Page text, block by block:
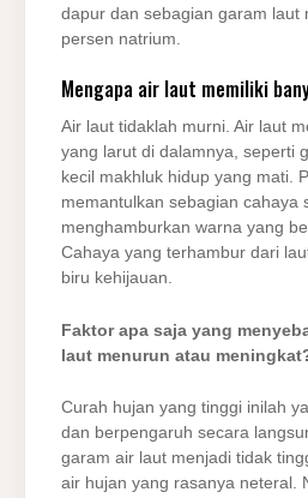
dapur dan sebagian garam laut
persen natrium.
Mengapa air laut memiliki
Air laut tidaklah murni. Air laut
yang larut di dalamnya, seperti
kecil makhluk hidup yang mati.
memantulkan sebagian cahaya
menghamburkan warna yang
Cahaya yang terhambur dari
biru kehijauan.
Faktor apa saja yang
laut menurun atau
Curah hujan yang tinggi inilah
dan berpengaruh secara
garam air laut menjadi tidak
air hujan yang rasanya neteral.